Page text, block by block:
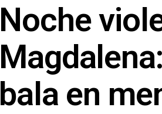
Noche
bala en